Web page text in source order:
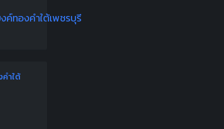
ค์ทองคำใต้เพชรบุรี
ำใต้